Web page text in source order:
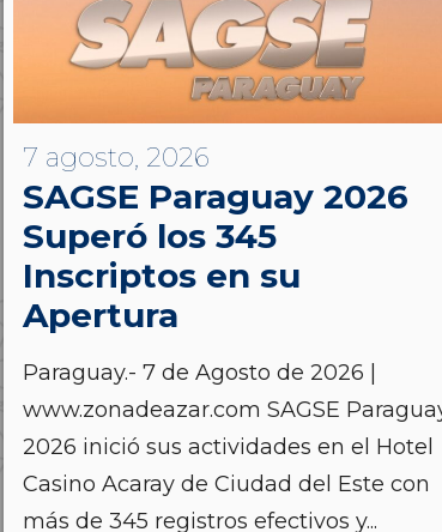
7 agosto, 2026
SAGSE Paraguay 2026
Superó los 345
Inscriptos en su
Apertura
Paraguay.- 7 de Agosto de 2026 |
www.zonadeazar.com SAGSE
2026 inició sus actividades en el Hotel
Casino Acaray de Ciudad del Este con
más de 345 registros efectivos y...